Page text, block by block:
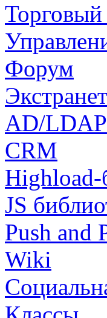
Торговый
Форум
Экстранет
AD/LDAP
CRM
Highload-
JS
Push and
Wiki